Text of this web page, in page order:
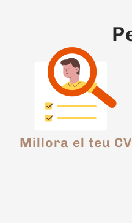
de significat proper
vocabulari freqüent
habituals (allow –
sentit en paraules
americanes
Millora el teu CV